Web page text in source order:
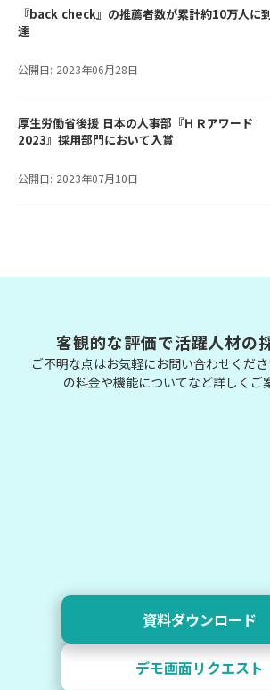
『back check』の推薦者数が累計約10万人に
達
公開日: 2023年06月28日
厚生労働省後援 日本の人事部『ＨＲアワード
2023』採用部門において入賞
公開日: 2023年07月10日
客観的な評価で活躍人材の
ご不明な点はお気軽にお問い合わせくだ
の料金や機能についてなど詳しくご
デモ画面リクエスト
資料ダウンロード